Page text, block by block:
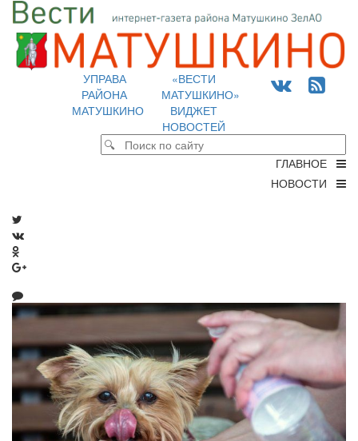
УПРАВА
РАЙОНА
МАТУШКИНО
«ВЕСТИ
МАТУШКИНО»
ВИДЖЕТ
НОВОСТЕЙ
ГЛАВНОЕ
НОВОСТИ